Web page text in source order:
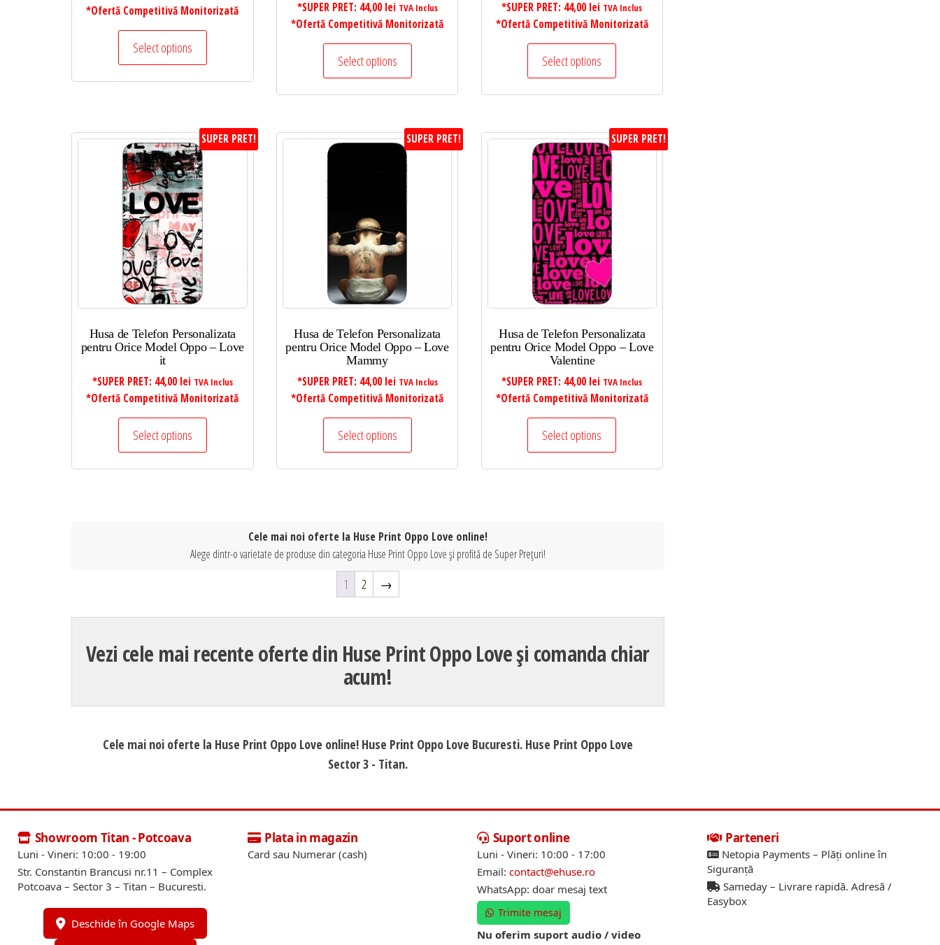
*Ofertă Competitivă Monitorizată
Select options
*SUPER PRET: 44,00 lei TVA Inclus
*Ofertă Competitivă Monitorizată
Select options
*SUPER PRET: 44,00 lei TVA Inclus
*Ofertă Competitivă Monitorizată
Select options
SUPER PRET!
Husa de Telefon Personalizata
pentru Orice Model Oppo – Love
it
*SUPER PRET: 44,00 lei TVA Inclus
*Ofertă Competitivă Monitorizată
Select options
SUPER PRET!
Husa de Telefon Personalizata
pentru Orice Model Oppo – Love
Mammy
*SUPER PRET: 44,00 lei TVA Inclus
*Ofertă Competitivă Monitorizată
Select options
SUPER PRET!
Husa de Telefon Personalizata
pentru Orice Model Oppo – Love
Valentine
*SUPER PRET: 44,00 lei TVA Inclus
*Ofertă Competitivă Monitorizată
Select options
Cele mai noi oferte la Huse Print Oppo Love online!
Alege dintr-o varietate de produse din categoria Huse Print Oppo Love și profită de Super Prețuri!
1 2 →
Vezi cele mai recente oferte din Huse Print Oppo Love și comanda chiar
acum!
Cele mai noi oferte la Huse Print Oppo Love online! Huse Print Oppo Love Bucuresti. Huse Print Oppo Love
Sector 3 - Titan.
Showroom Titan - Potcoava
Luni - Vineri: 10:00 - 19:00
Str. Constantin Brancusi nr.11 – Complex
Potcoava – Sector 3 – Titan – Bucuresti.
Deschide în Google Maps
Plata in magazin
Card sau Numerar (cash)
Suport online
Luni - Vineri: 10:00 - 17:00
Email: contact@ehuse.ro
WhatsApp: doar mesaj text
Trimite mesaj
Nu oferim suport audio / video
Parteneri
Netopia Payments – Plăți online în
Siguranță
Sameday – Livrare rapidă. Adresă /
Easybox